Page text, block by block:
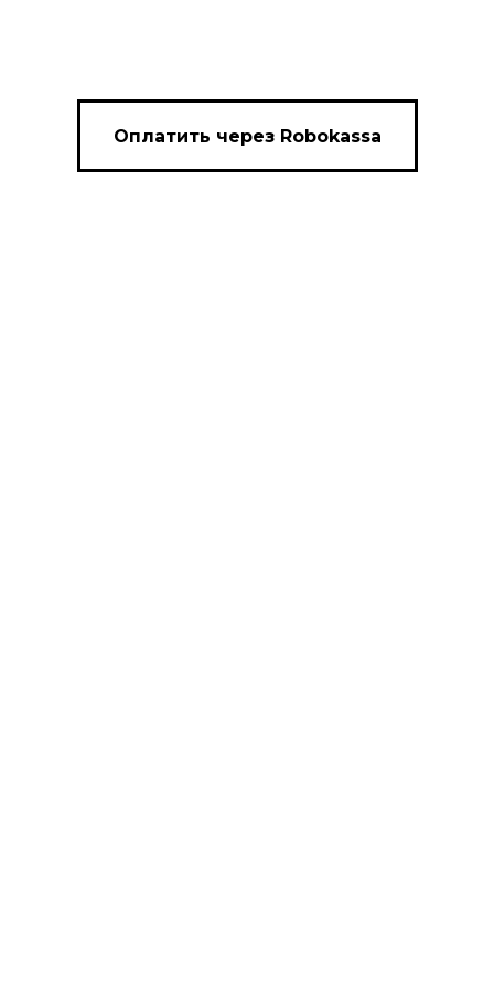
Оплатить через Robokassa